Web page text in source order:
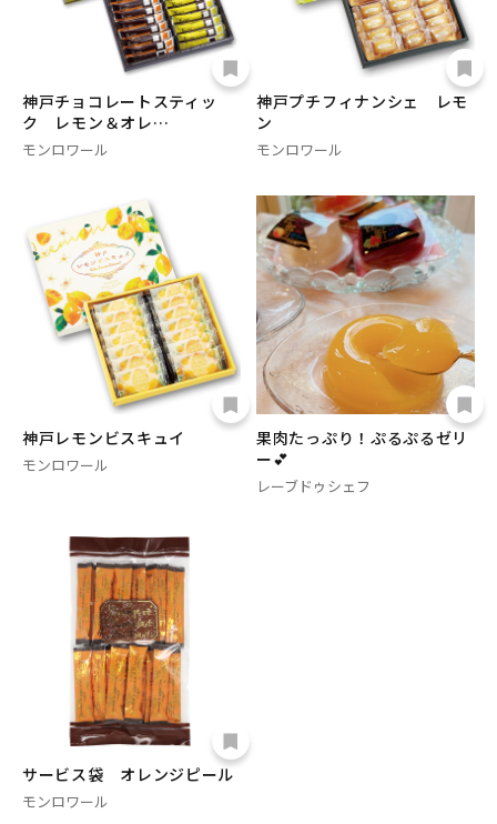
神戸チョコレートスティッ
ク レモン＆オレ…
モンロワール
神戸プチフィナンシェ レモ
ン
モンロワール
神戸レモンビスキュイ
モンロワール
果肉たっぷり！ぷるぷるゼリ
ー💕
レーブドゥシェフ
サービス袋 オレンジピール
モンロワール